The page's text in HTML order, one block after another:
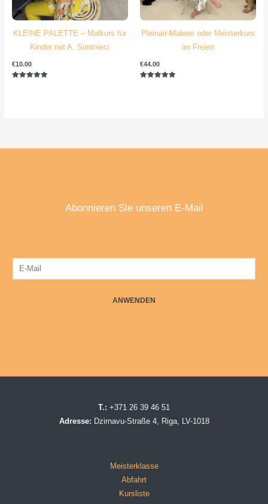
KLEINE PALETTE – Malkurs für
Kinder mit A. Simtnieci
€10.00
Pleinair-Malerei oder Meisterkurs
im Freien
€44.00
Abonnieren Sie unseren E-Mail
ANWENDEN
T.: +371 26 39 46 51
Adresse: Dzirnavu-Straße 4, Riga, LV-1018
Meisterklasse
Abfahrt
Kursliste